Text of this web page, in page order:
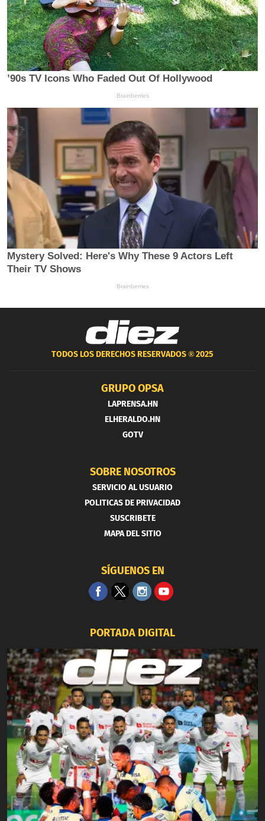
TODOS LOS DERECHOS RESERVADOS ®2025
GRUPO OPSA
LAPRENSA.HN
ELHERALDO.HN
GOTV
SOBRE NOSOTROS
SERVICIO AL USUARIO
POLITICAS DE PRIVACIDAD
SUSCRIBETE
MAPA DEL SITIO
SÍGUENOS EN
PORTADA DIGITAL